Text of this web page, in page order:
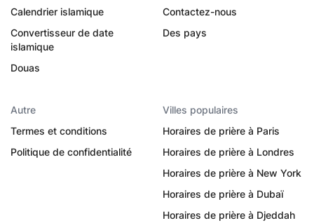
Calendrier islamique
Convertisseur de date
islamique
Douas
Contactez-nous
Des pays
Autre
Termes et conditions
Politique de confidentialité
Villes populaires
Horaires de prière à Paris
Horaires de prière à Londres
Horaires de prière à New York
Horaires de prière à Dubaï
Horaires de prière à Djeddah